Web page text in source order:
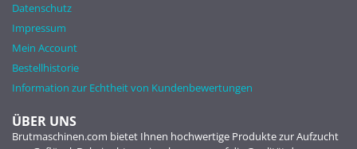
Datenschutz
Impressum
Mein Account
Bestellhistorie
Information zur Echtheit von Kundenbewertungen
ÜBER UNS
Brutmaschinen.com bietet Ihnen hochwertige Produkte zur Aufzucht